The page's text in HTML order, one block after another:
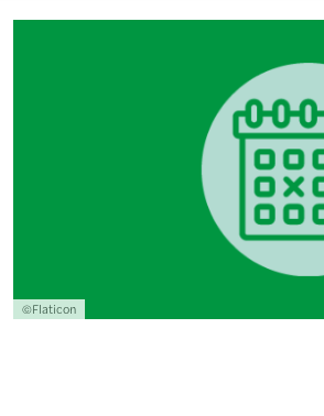
Lizenzinformationen einschließlich Urheberrecht
©Flaticon